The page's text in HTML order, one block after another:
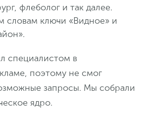
флеболог и так далее.
словам ключи «Видное» и
специалистом в
поэтому не смог
запросы. Мы собрали
ядро.